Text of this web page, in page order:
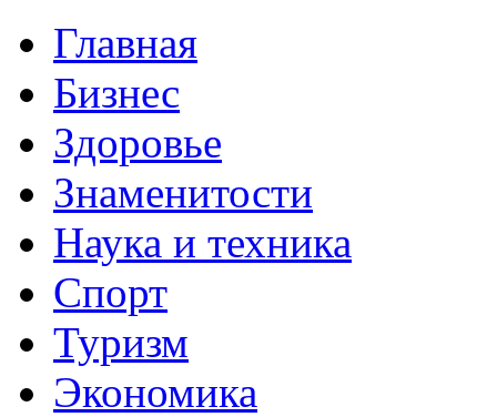
Главная
Бизнес
Здоровье
Знаменитости
Наука и техника
Спорт
Туризм
Экономика